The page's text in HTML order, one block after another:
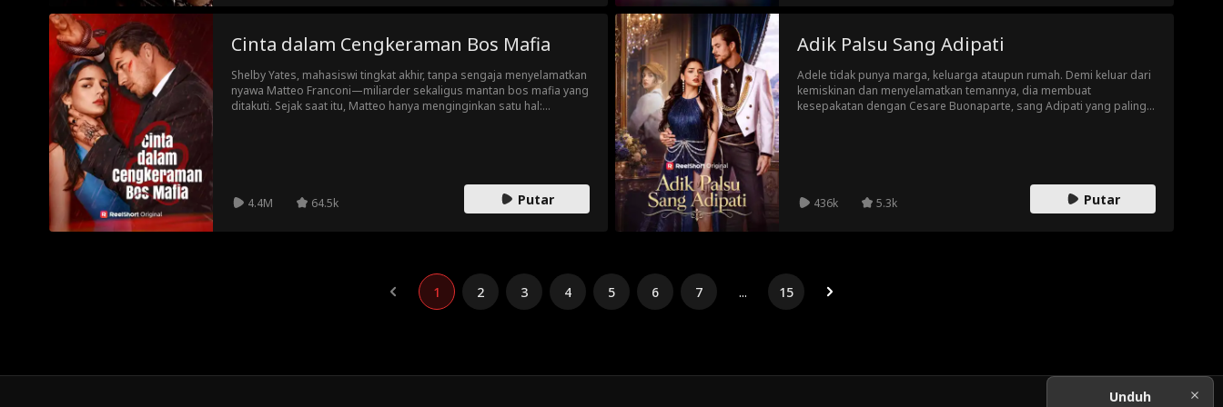
Cinta dalam Cengkeraman Bos Mafia
Shelby Yates, mahasiswi tingkat akhir, tanpa sengaja menyelamatkan
nyawa Matteo Franconi—miliarder sekaligus mantan bos mafia yang
ditakuti. Sejak saat itu, Matteo hanya menginginkan satu hal:
4.4M 64.5k Putar
Adik Palsu Sang Adipati
Adele tidak punya marga, keluarga ataupun rumah. Demi keluar dari
kemiskinan dan menyelamatkan temannya, dia membuat
kesepakatan dengan Cesare Buonaparte, sang Adipati yang paling
436k 5.3k Putar
1 2 3 4 5 6 7 ... 15
Unduh